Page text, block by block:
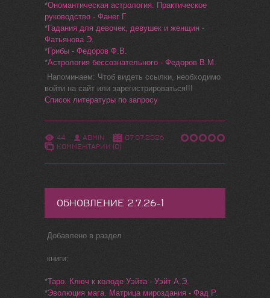
*Ономантическая астрология. Практическое
руководство - Фанег Г.
*Гадания для девочек, девушек и женщин -
Фатьянова Э.
*Грибы - Федоров Ф.В.
*Астрология бессознательного - Федоров В.М.
Напоминаем: Чтоб видеть ссылки, необходимо
войти на сайт или зарегистрироваться!!!
Список литературы по запросу
44 ADMIN
07.07.2026
КОММЕНТАРИИ (0)
ОБНОВЛЕНИЕ 2.7.26-1
Добавлено в раздел
книги:
*Таро. Ключ к колоде Уэйта - Уэйт А.Э.
*Эволюция мага. Матрица мироздания - Фад Р.